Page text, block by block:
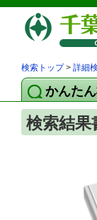
検索トップ> 詳細
かんた
検索結果